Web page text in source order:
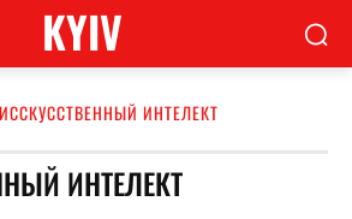
KYIV
ИССКУССТВЕННЫЙ ИНТЕЛЕКТ
ИНТЕЛЕКТ